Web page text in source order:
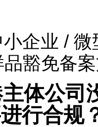
企业 /
豁免备
公司
行合规